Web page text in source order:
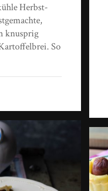
Herbst-
knusprig
So